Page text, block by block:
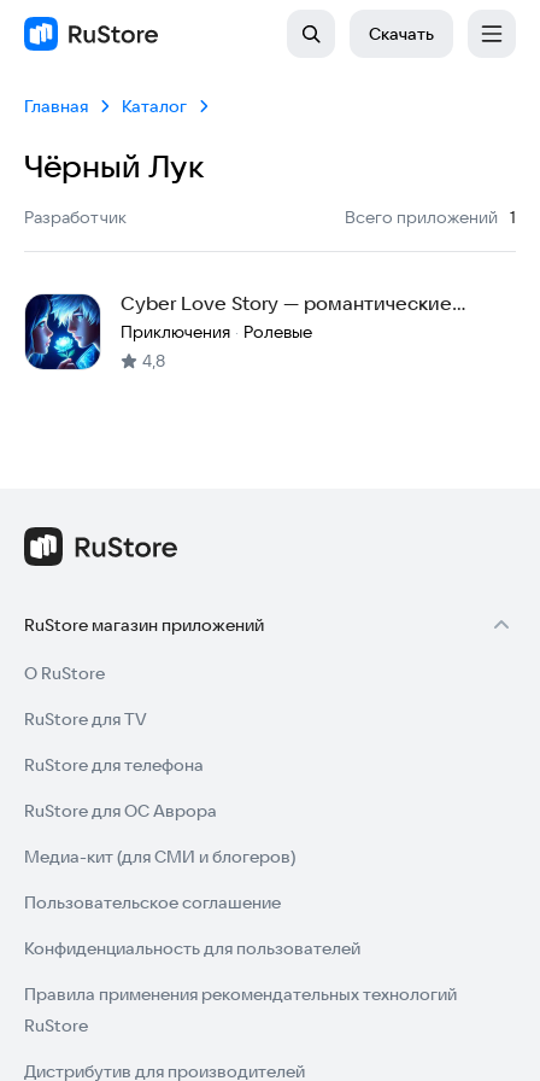
Скачать
Главная Каталог
Чёрный Лук
Разработчик Всего приложений
: 1
Cyber Love Story — романтические
истории
Приключения · Ролевые
4,8
RuStore магазин приложений
О RuStore
RuStore для TV
RuStore для телефона
RuStore для ОС Аврора
Медиа-кит (для СМИ и блогеров)
Пользовательское соглашение
Конфиденциальность для пользователей
Правила применения рекомендательных технологий
RuStore
Дистрибутив для производителей